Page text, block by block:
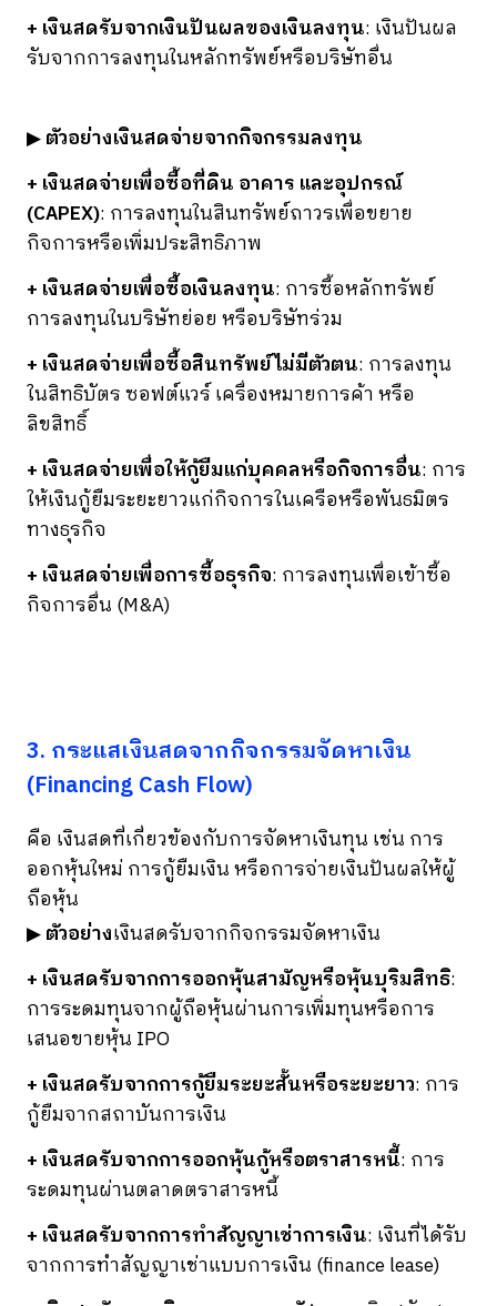
+ เงินสดรับจากเงินปันผลของเงินลงทุน: เงินปันผล
รับจากการลงทุนในหลักทรัพย์หรือบริษัทอื่น
▶ตัวอย่างเงินสดจ่ายจากกิจกรรมลงทุน
+ เงินสดจ่ายเพื่อซื้อที่ดิน อาคาร และอุปกรณ์
(CAPEX): การลงทุนในสินทรัพย์ถาวรเพื่อขยาย
กิจการหรือเพิ่มประสิทธิภาพ
+ เงินสดจ่ายเพื่อซื้อเงินลงทุน: การซื้อหลักทรัพย์
การลงทุนในบริษัทย่อย หรือบริษัทร่วม
+ เงินสดจ่ายเพื่อซื้อสินทรัพย์ไม่มีตัวตน: การลงทุน
ในสิทธิบัตร ซอฟต์แวร์ เครื่องหมายการค้า หรือ
ลิขสิทธิ์
+ เงินสดจ่ายเพื่อให้กู้ยืมแก่บุคคลหรือกิจการอื่น: การ
ให้เงินกู้ยืมระยะยาวแก่กิจการในเครือหรือพันธมิตร
ทางธุรกิจ
+ เงินสดจ่ายเพื่อการซื้อธุรกิจ: การลงทุนเพื่อเข้าซื้อ
กิจการอื่น (M&A)
3. กระแสเงินสดจากกิจกรรมจัดหาเงิน
(Financing Cash Flow)
คือ เงินสดที่เกี่ยวข้องกับการจัดหาเงินทุน เช่น การ
ออกหุ้นใหม่ การกู้ยืมเงิน หรือการจ่ายเงินปันผลให้ผู้
ถือหุ้น
▶ตัวอย่างเงินสดรับจากกิจกรรมจัดหาเงิน
+ เงินสดรับจากการออกหุ้นสามัญหรือหุ้นบุริมสิทธิ:
การระดมทุนจากผู้ถือหุ้นผ่านการเพิ่มทุนหรือการ
เสนอขายหุ้น IPO
+ เงินสดรับจากการกู้ยืมระยะสั้นหรือระยะยาว: การ
กู้ยืมจากสถาบันการเงิน
+ เงินสดรับจากการออกหุ้นกู้หรือตราสารหนี้: การ
ระดมทุนผ่านตลาดตราสารหนี้
+ เงินสดรับจากการทำสัญญาเช่าการเงิน: เงินที่ได้รับ
จากการทำสัญญาเช่าแบบการเงิน (finance lease)